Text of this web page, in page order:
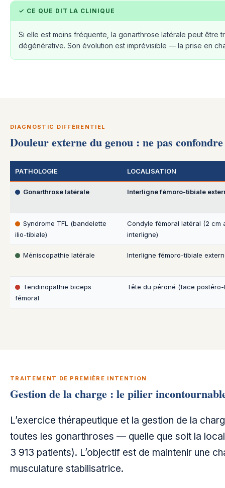
✓ CE QUE DIT LA CLINIQUE
Si elle est moins fréquente, la gonarthrose latérale peut être
dégénérative. Son évolution est imprévisible — la prise en
DIAGNOSTIC DIFFÉRENTIEL
Douleur externe du genou : ne pas confondre
PATHOLOGIE LOCALISATION
Gonarthrose latérale Interligne fémoro-tibiale
Syndrome TFL (bandelette
ilio-tibiale)
Condyle fémoral latéral (2 cm
interligne)
Méniscopathie latérale Interligne fémoro-tibiale
Tendinopathie biceps
fémoral
Tête du péroné (face
TRAITEMENT DE PREMIÈRE INTENTION
Gestion de la charge : le pilier
L’exercice thérapeutique et la gestion de la
toutes les gonarthroses — quelle que soit la
3 913 patients). L’objectif est de maintenir une
musculature stabilisatrice.